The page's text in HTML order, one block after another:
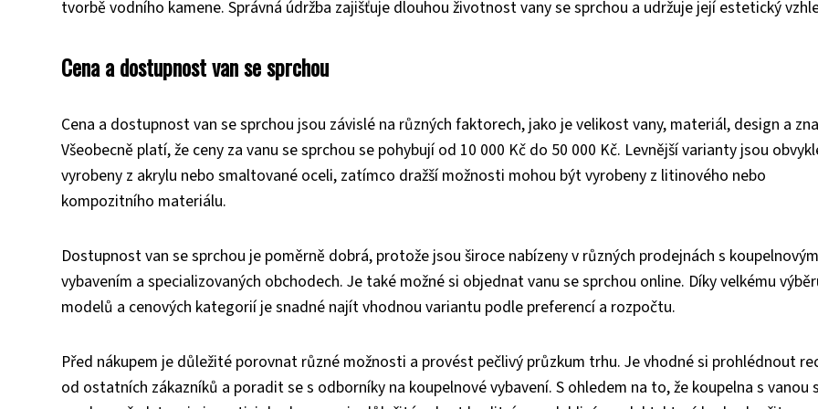
tvorbě vodního kamene. Správná údržba zajišťuje dlouhou životnost vany se sprchou a udržuje její estetický
Cena a dostupnost van se sprchou
Cena a dostupnost van se sprchou jsou závislé na různých faktorech, jako je velikost vany, materiál, design a
Všeobecně platí, že ceny za vanu se sprchou se pohybují od 10 000 Kč do 50 000 Kč. Levnější varianty jsou
vyrobeny z akrylu nebo smaltované oceli, zatímco dražší možnosti mohou být vyrobeny z litinového nebo
kompozitního materiálu.
Dostupnost van se sprchou je poměrně dobrá, protože jsou široce nabízeny v různých prodejnách s koupelnovým
vybavením a specializovaných obchodech. Je také možné si objednat vanu se sprchou online. Díky velkému
modelů a cenových kategorií je snadné najít vhodnou variantu podle preferencí a rozpočtu.
Před nákupem je důležité porovnat různé možnosti a provést pečlivý průzkum trhu. Je vhodné si prohlédnout
od ostatních zákazníků a poradit se s odborníky na koupelnové vybavení. S ohledem na to, že koupelna s vanou